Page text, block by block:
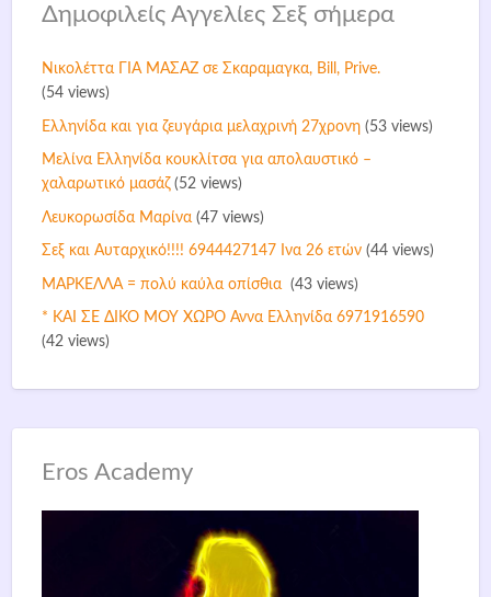
Δημοφιλείς Αγγελίες Σεξ σήμερα
Νικολέττα ΓΙΑ ΜΑΣΑΖ σε Σκαραμαγκα, Bill, Prive.
(54 views)
Ελληνίδα και για ζευγάρια μελαχρινή 27χρονη(53 views)
Mελίνα Ελληνίδα κουκλίτσα για απολαυστικό –
χαλαρωτικό μασάζ(52 views)
Λευκορωσίδα Μαρίνα(47 views)
Σεξ και Αυταρχικό!!!! 6944427147 Ινα 26 ετών(44 views)
ΜΑΡΚΕΛΛΑ = πολύ καύλα οπίσθια (43 views)
* ΚΑΙ ΣΕ ΔΙΚΟ ΜΟΥ ΧΩΡΟ Άννα Ελληνίδα 6971916590
(42 views)
Eros Academy